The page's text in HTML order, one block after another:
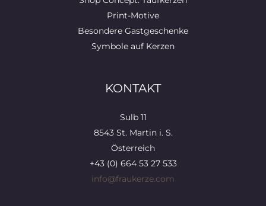
Print-Motive
Besondere Gastgeschenke
Symbole auf Kerzen
KONTAKT
Sulb 11
8543 St. Martin i. S.
Österreich
+43 (0) 664 53 27 533
info@fraukerze.com